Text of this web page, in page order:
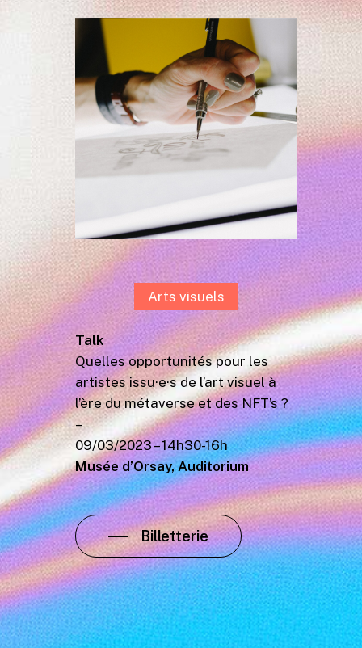
Arts visuels
Talk
Quelles opportunités pour les
artistes issu·e·s de l’art visuel à
l’ère du métaverse et des NFT’s ?
–
09/03/2023 – 14h30-16h
Musée d’Orsay, Auditorium
Billetterie